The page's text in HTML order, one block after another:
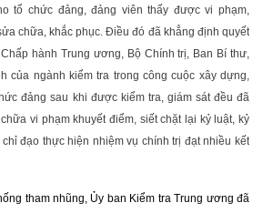
tổ chức đảng, đảng viên thấy được vi phạm,
chữa, khắc phục. Điều đó đã khẳng định quyết
hành Trung ương, Bộ Chính trị, Ban Bí thư,
của ngành kiểm tra trong công cuộc xây dựng,
đảng sau khi được kiểm tra, giám sát đều đã
vi phạm khuyết điểm, siết chặt lại kỷ luật, kỷ
đạo thực hiện nhiệm vụ chính trị đạt nhiều kết
tham nhũng, Ủy ban Kiểm tra Trung ương đã